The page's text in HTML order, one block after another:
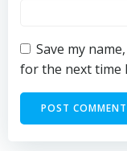
Save my
for the next time